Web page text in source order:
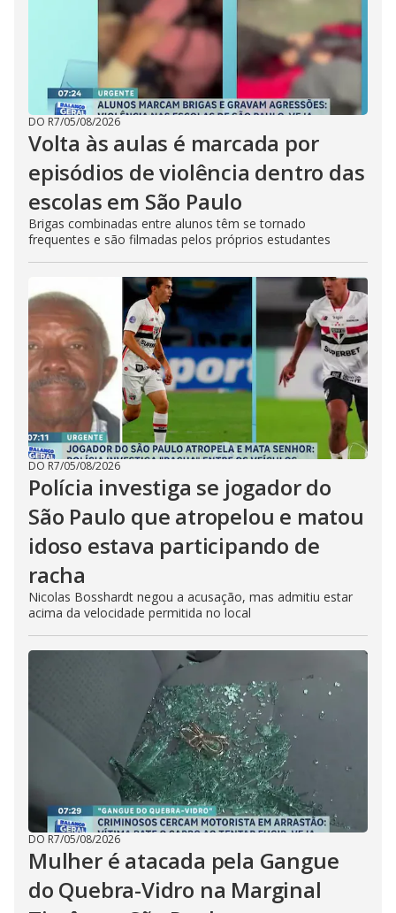
DO R7/05/08/2026
Volta às aulas é marcada por
episódios de violência dentro das
escolas em São Paulo
Brigas combinadas entre alunos têm se tornado
frequentes e são filmadas pelos próprios estudantes
DO R7/05/08/2026
Polícia investiga se jogador do
São Paulo que atropelou e matou
idoso estava participando de
racha
Nicolas Bosshardt negou a acusação, mas admitiu estar
acima da velocidade permitida no local
DO R7/05/08/2026
Mulher é atacada pela Gangue
do Quebra-Vidro na Marginal